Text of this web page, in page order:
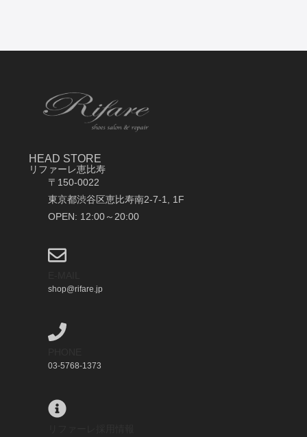
HEAD STORE
リファーレ恵比寿
〒150-0022
東京都渋谷区恵比寿南2-7-1, 1F
OPEN: 12:00～20:00
shop@rifare.jp
03-5768-1373